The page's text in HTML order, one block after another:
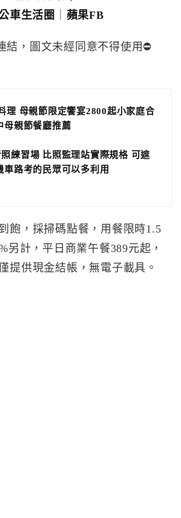
車生活圈
蘋果FB
，圖文未經同意不得使用⛔️
理 母親節限定饗宴2800起小家庭合
母親節餐廳推薦
練習場 比照監理站實際規格 可遮
車路考的民眾可以多利用
飽，採掃碼點餐，用餐限時1.5
另計，平日商業午餐389元起，
提供現金結帳，無電子載具。